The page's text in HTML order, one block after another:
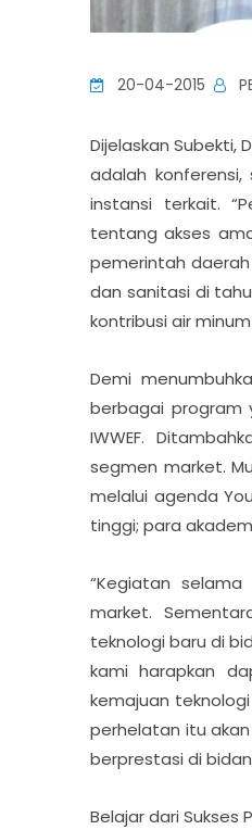
20-04-2015
Dijelaskan Subekti,
adalah
instansi terkait.
tentang akses
pemerintah
dan sanitasi di
kontribusi air
Demi
berbagai program
IWWEF.
segmen market.
melalui agenda
tinggi; para
“Kegiatan
market.
teknologi baru di
kami harapkan
kemajuan
perhelatan itu akan
berprestasi di
Belajar dari Sukses